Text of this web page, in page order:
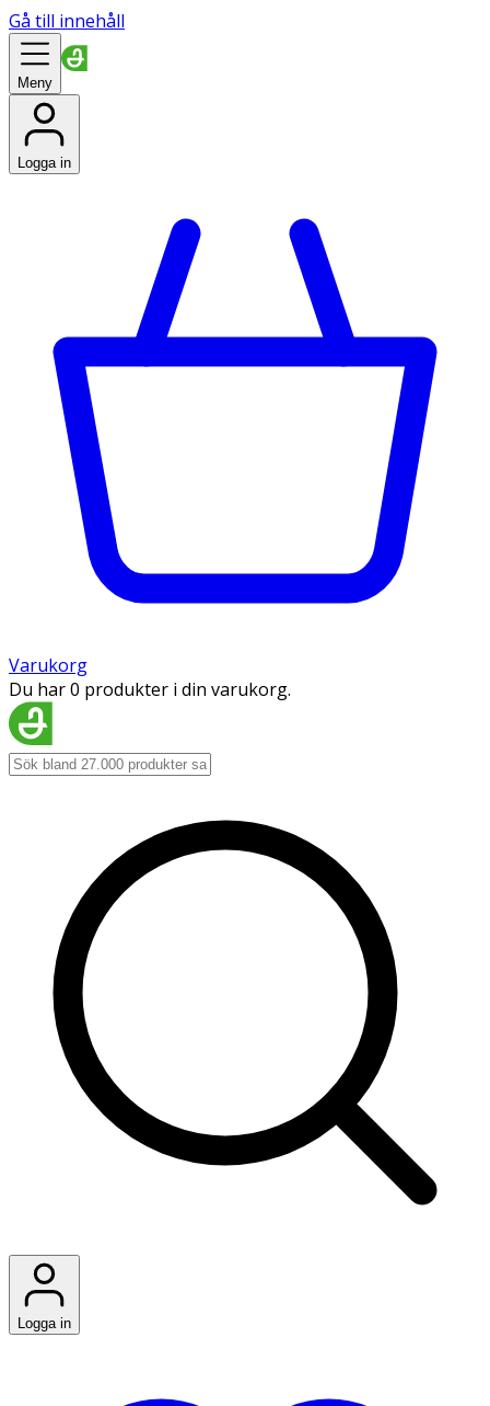
Gå till innehåll
Meny
Logga in
Varukorg
Du har 0 produkter i din varukorg.
Logga in